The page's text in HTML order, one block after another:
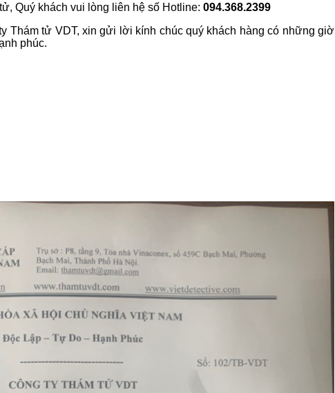
Quý khách vui lòng liên hệ số Hotline: 094.368.2399
tử VDT, xin gửi lời kính chúc quý khách hàng có những giờ
phúc.